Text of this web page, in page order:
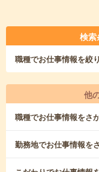
検索
職種でお仕事情報を絞
他
職種でお仕事情報をさ
勤務地でお仕事情報を